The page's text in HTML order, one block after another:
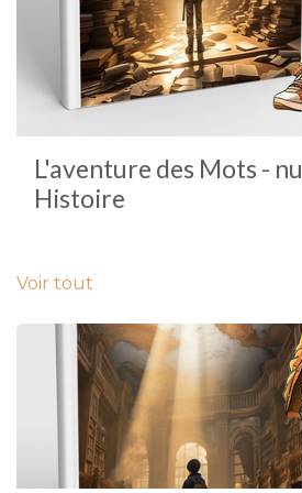
L'aventure des Mots -
Histoire
Voir tout